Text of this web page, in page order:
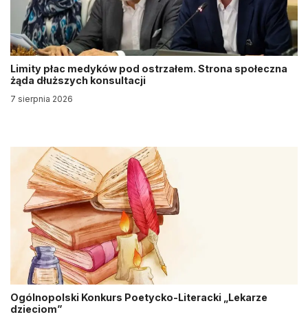
Limity płac medyków pod ostrzałem. Strona społeczna
żąda dłuższych konsultacji
7 sierpnia 2026
Ogólnopolski Konkurs Poetycko-Literacki „Lekarze
dzieciom”